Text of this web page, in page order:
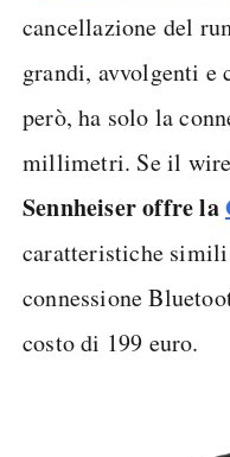
cancellazione del
grandi, avvolgenti e
però, ha solo la
millimetri. Se il
Sennheiser offre la
caratteristiche simili
connessione
costo di 199 euro.